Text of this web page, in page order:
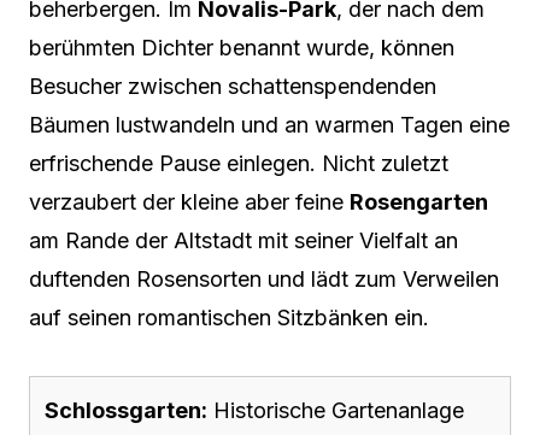
beherbergen. Im Novalis-Park, der nach dem
berühmten Dichter benannt wurde, können
Besucher zwischen schattenspendenden
Bäumen lustwandeln und an warmen Tagen eine
erfrischende Pause einlegen. Nicht zuletzt
verzaubert der kleine aber feine Rosengarten
am Rande der Altstadt mit seiner Vielfalt an
duftenden Rosensorten und lädt zum Verweilen
auf seinen romantischen Sitzbänken ein.
Schlossgarten: Historische Gartenanlage